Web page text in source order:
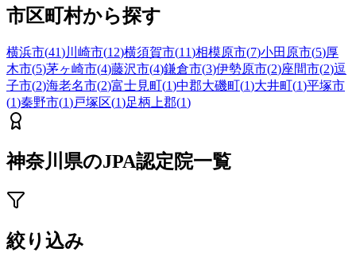
市区町村から探す
横浜市(41)川崎市(12)横須賀市(11)相模原市(7)小田原市(5)厚
木市(5)茅ヶ崎市(4)藤沢市(4)鎌倉市(3)伊勢原市(2)座間市(2)逗
子市(2)海老名市(2)富士見町(1)中郡大磯町(1)大井町(1)平塚市
(1)秦野市(1)戸塚区(1)足柄上郡(1)
神奈川県のJPA認定院一覧
絞り込み